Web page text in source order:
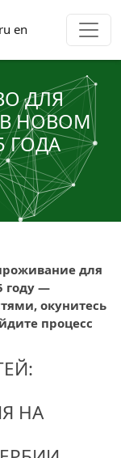
ru en
ДЛЯ
НОВОМ
ГОДА
для
году —
окунитесь
процесс
НА